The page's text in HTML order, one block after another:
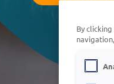
die je helpt
inzicht
By